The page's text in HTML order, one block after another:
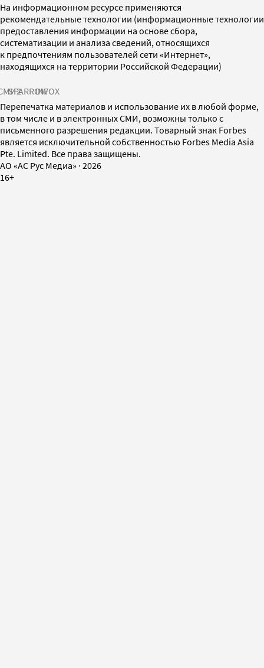
На информационном ресурсе применяются
рекомендательные технологии (информационные технологии
предоставления информации на основе сбора,
систематизации и анализа сведений, относящихся
к предпочтениям пользователей сети «Интернет»,
находящихся на территории Российской Федерации)
SPARROWINFOX
Перепечатка материалов и использование их в любой форме,
в том числе и в электронных СМИ, возможны только с
письменного разрешения редакции. Товарный знак Forbes
является исключительной собственностью Forbes Media Asia
Pte. Limited. Все права защищены.
AO «АС Рус Медиа» · 2026
16+